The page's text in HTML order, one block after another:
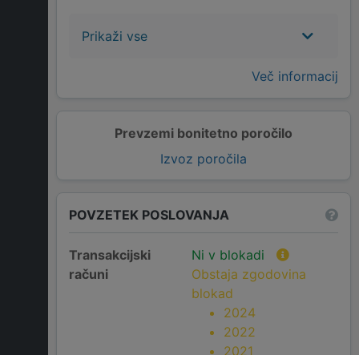
Prevzemi bonitetno poročilo
Izvoz poročila
Prikaži vse
Več informacij
POVZETEK POSLOVANJA
Transakcijski
računi
Ni v blokadi
Obstaja zgodovina
blokad
2024
2022
2021